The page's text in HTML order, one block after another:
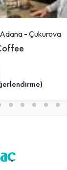
Adana - Çukurova